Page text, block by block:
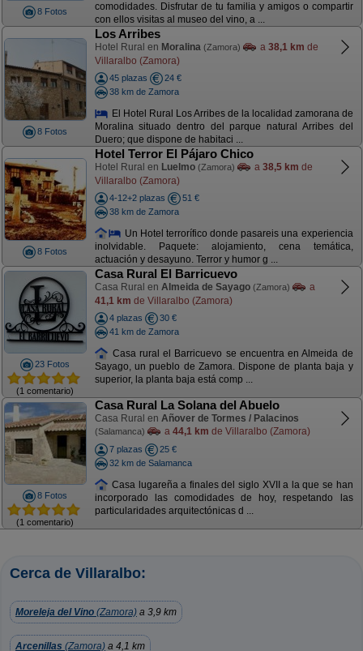
8 Fotos
comodidades. Disfrutar de tu familia y amigos o compartir
con ellos visitas al museo del vino, a ...
8 Fotos
Los Arribes
Hotel Rural en Moralina (Zamora) a 38,1 km de
Villaralbo (Zamora)
45 plazas
24 €
38 km de Zamora
El Hotel Rural Los Arribes de la localidad zamorana de
Moralina situado dentro del parque natural Arribes del
Duero; que dispone de habitaci ...
8 Fotos
Hotel Terror El Pájaro Chico
Hotel Rural en Luelmo (Zamora) a 38,5 km de
Villaralbo (Zamora)
4-12+2 plazas
51 €
38 km de Zamora
Un Hotel terrorífico donde pasareis una experiencia
inolvidable. Paquete: alojamiento, cena temática,
actuación y desayuno. Terror y humor g ...
23 Fotos
(1 comentario)
Casa Rural El Barricuevo
Casa Rural en Almeida de Sayago (Zamora)
a
41,1 km de Villaralbo (Zamora)
4 plazas
30 €
41 km de Zamora
Casa rural el Barricuevo se encuentra en Almeida de
Sayago, un pueblo de Zamora. Dispone de planta baja y
superior, la planta baja está comp ...
8 Fotos
(1 comentario)
Casa Rural La Solana del Abuelo
Casa Rural en Añover de Tormes / Palacinos
(Salamanca) a 44,1 km de Villaralbo (Zamora)
7 plazas
25 €
32 km de Salamanca
Casa lugareña a finales del siglo XVII a la que se han
incorporado las comodidades de hoy, respetando las
particularidades arquitectónicas d ...
Cerca de Villaralbo:
Moreleja del Vino (Zamora) a 3,9 km
Arcenillas (Zamora) a 4,1 km